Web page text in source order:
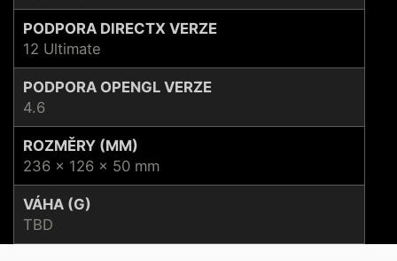
PODPORA DIRECTX VERZE
12 Ultimate
PODPORA OPENGL VERZE
4.6
ROZMĚRY (MM)
236 x 126 x 50 mm
VÁHA (G)
TBD